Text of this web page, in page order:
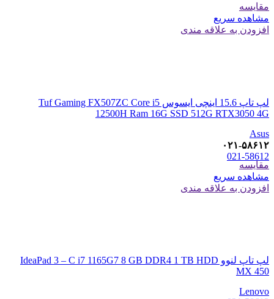
مقایسه
مشاهده سریع
افزودن به علاقه مندی
لپ تاپ 15.6 اینچی ایسوس Tuf Gaming FX507ZC Core i5
12500H Ram 16G SSD 512G RTX3050 4G
Asus
۰۲۱-۵۸۶۱۲
021-58612
مقایسه
مشاهده سریع
افزودن به علاقه مندی
لپ تاپ لنوو IdeaPad 3 – C i7 1165G7 8 GB DDR4 1 TB HDD
MX 450
Lenovo